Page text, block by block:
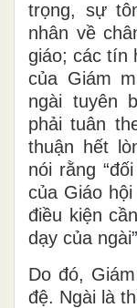
trọng, sự
nhân về
giáo; các tín
của Giám
ngài tuyên
phải tuân
thuận hết
nói rằng
của Giáo
điều kiện
dạy của
Do đó,
đệ. Ngài là